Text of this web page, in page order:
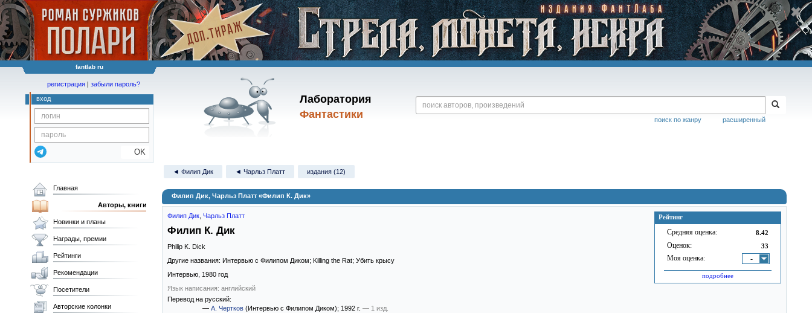
fantlab ru
Лаборатория
Фантастики
расширенный
поиск по жанру
регистрация | забыли пароль?
вход
OK
◄ Филип Дик ◄ Чарльз Платт издания (12)
Филип Дик, Чарльз Платт «Филип К. Дик»
Рейтинг
Средняя оценка: 8.42
Оценок: 33
Моя оценка: -
подробнее
Филип Дик Чарльз Платт
Филип К. Дик
Philip K. Dick
Другие названия: Интервью с Филипом Диком; Killing the Rat; Убить крысу
Интервью, 1980 год
Язык написания: английский
Перевод на русский:
— А. Чертков (Интервью с Филипом Диком); 1992 г. — 1 изд.
Главная
Авторы, книги
Новинки и планы
Награды, премии
Рейтинги
Рекомендации
Посетители
Авторские колонки